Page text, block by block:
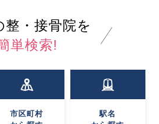
整・接骨院を
単検索!
市区町村
駅名